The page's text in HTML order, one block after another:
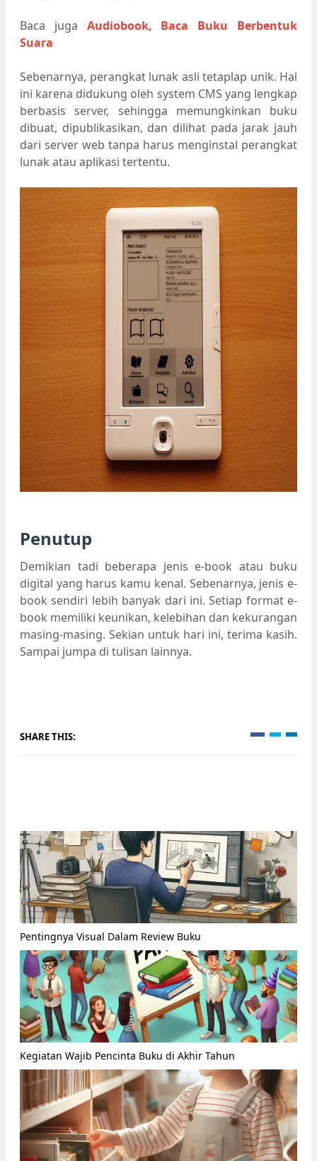
Baca juga Audiobook, Baca Buku Berbentuk
Suara
Sebenarnya, perangkat lunak asli tetaplap unik. Hal
ini karena didukung oleh system CMS yang lengkap
berbasis server, sehingga memungkinkan buku
dibuat, dipublikasikan, dan dilihat pada jarak jauh
dari server web tanpa harus menginstal perangkat
lunak atau aplikasi tertentu.
Penutup
Demikian tadi beberapa jenis e-book atau buku
digital yang harus kamu kenal. Sebenarnya, jenis e-
book sendiri lebih banyak dari ini. Setiap format e-
book memiliki keunikan, kelebihan dan kekurangan
masing-masing. Sekian untuk hari ini, terima kasih.
Sampai jumpa di tulisan lainnya.
SHARE THIS:
Pentingnya Visual Dalam Review Buku
Kegiatan Wajib Pencinta Buku di Akhir Tahun